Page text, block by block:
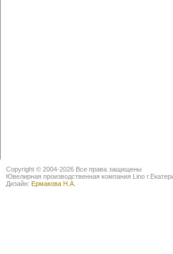
Copyright © 2004-2026 Все права защищены
Ювелирная производственная компания Lino
Дизайн: Ермакова Н.А.